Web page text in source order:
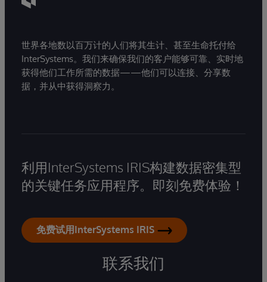
世界各地数以百万计的人们将其生计、甚至生命托付给
InterSystems。我们来确保我们的客户能够可靠、实时地
获得他们工作所需的数据——他们可以连接、分享数
据，并从中获得洞察力。
利用InterSystems IRIS构建数据密集型
的关键任务应用程序。即刻免费体验！
免费试用InterSystems IRIS
联系我们